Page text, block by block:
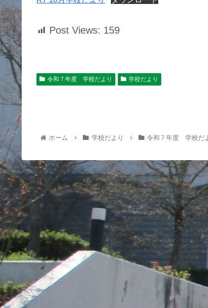
Post Views: 159
令和７年度 学校だより 学校だより
ホーム 学校だより 令和７年度 学校だ